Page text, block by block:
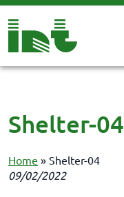
Shelter-04
Home » Shelter-04
09/02/2022